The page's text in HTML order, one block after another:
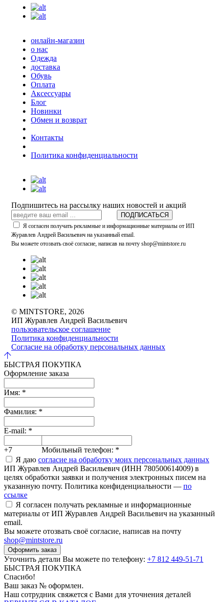
онлайн-магазин
о нас
Одежда
доставка
Обувь
Оплата
Аксессуары
Блог
Новинки
Обмен и возврат
Контакты
Политика конфиденциальности
Подпишитесь на рассылку наших новостей и акций
ПОДПИСАТЬСЯ
Я согласен получать рекламные и информационные материалы от ИП
Журавлев Андрей Васильевич на указанный email.
Вы можете отозвать своё согласие, написав на почту shop@mintstore.ru
© MINTSTORE, 2026
ИП Журавлев Андрей Васильевич
пользовательское соглашение
Политика конфиденциальности
Согласие на обработку персональных данных
БЫСТРАЯ ПОКУПКА
Оформление заказа
Имя: *
Фамилия: *
E-mail: *
+7 Мобильный телефон: *
Я даю согласие на обработку моих персональных данных
ИП Журавлев Андрей Васильевич (ИНН 780500614009) в
целях обработки заявки и получения электронных писем на
указанную почту. Политика конфиденциальности — по
ссылке
Я согласен получать рекламные и информационные
материалы от ИП Журавлев Андрей Васильевич на указанный
email.
Вы можете отозвать своё согласие, написав на почту
shop@mintstore.ru
Оформить заказ
Уточнить детали Вы можете по телефону: +7 812 449-51-71
БЫСТРАЯ ПОКУПКА
Спасибо!
Ваш заказ № оформлен.
Наш сотрудник свяжется с Вами для уточнения деталей